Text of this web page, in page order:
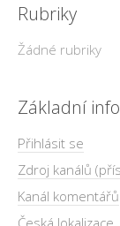
Rubriky
Žádné rubriky
Základní
Přihlásit se
Zdroj kanálů
Kanál komentářů
Česká lokalizace